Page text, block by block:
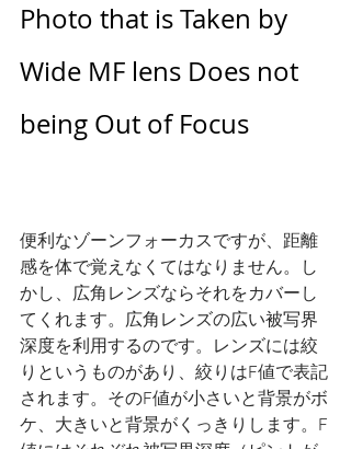
Photo that is Taken by
Wide MF lens Does not
being Out of Focus
便利なゾーンフォーカスですが、距離
感を体で覚えなくてはなりません。し
かし、広角レンズならそれをカバーし
てくれます。広角レンズの広い被写界
深度を利用するのです。レンズには絞
りというものがあり、絞りはF値で表記
されます。そのF値が小さいと背景がボ
ケ、大きいと背景がくっきりします。F